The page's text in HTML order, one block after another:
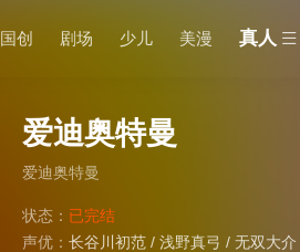
国创 剧场 少儿 美漫 真人
爱迪奥特曼
爱迪奥特曼
状态： 已完结
声优： 长谷川初范 / 浅野真弓 / 无双大介